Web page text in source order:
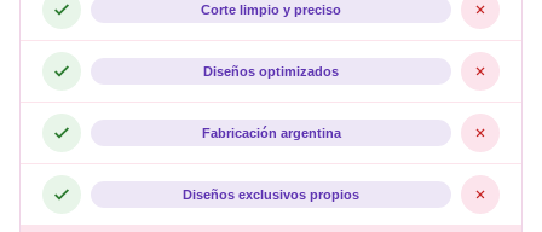
Corte limpio y preciso
Diseños optimizados
Fabricación argentina
Diseños exclusivos propios